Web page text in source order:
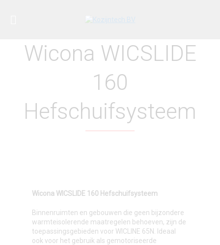
Wicona WICSLIDE
160
Hefschuifsysteem
Wicona WICSLIDE 160 Hefschuifsysteem
Binnenruimten en gebouwen die geen bijzondere
warmteisolerende maatregelen behoeven, zijn de
toepassingsgebieden voor WICLINE 65N. Ideaal
ook voor het gebruik als gemotoriseerde